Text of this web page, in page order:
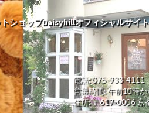
ショップDaisyhillオフィシャルサイ
電話: 075-933-4111
営業時間: 午前10時
住所: 〒617-0006 京